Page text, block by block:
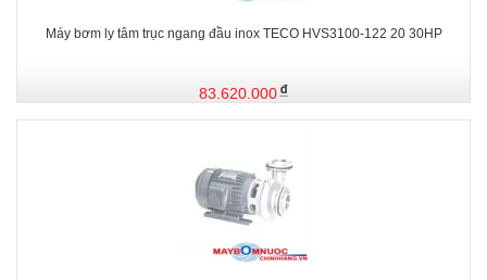
Máy bơm ly tâm trục ngang đầu inox TECO HVS3100-122 20 30HP
83.620.000